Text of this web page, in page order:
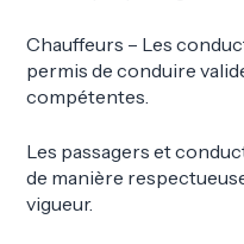
Chauffeurs – Les
permis de conduire
compétentes.
Les passagers et
de manière
vigueur.